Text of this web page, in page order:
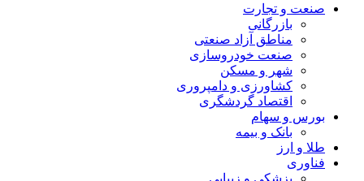
صنعت و تجارت
بازرگانی
مناطق آزاد صنعتی
صنعت خودروسازی
شهر و مسکن
کشاورزی و دامپروری
اقتصاد گردشگری
بورس و سهام
بانک و بیمه
طلا و ارز
فناوری
پزشکی و زیبایی